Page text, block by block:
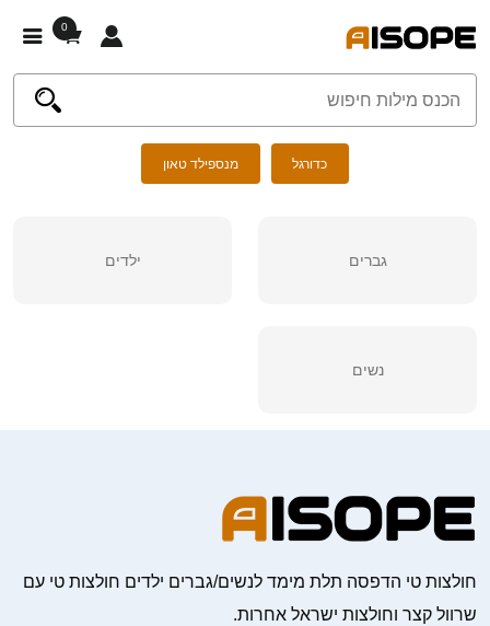
0
כדורגל מנספילד טאון
גברים ילדים
נשים
חולצות טי הדפסה תלת מימד לנשים/גברים ילדים חולצות טי עם
שרוול קצר וחולצות ישראל אחרות.